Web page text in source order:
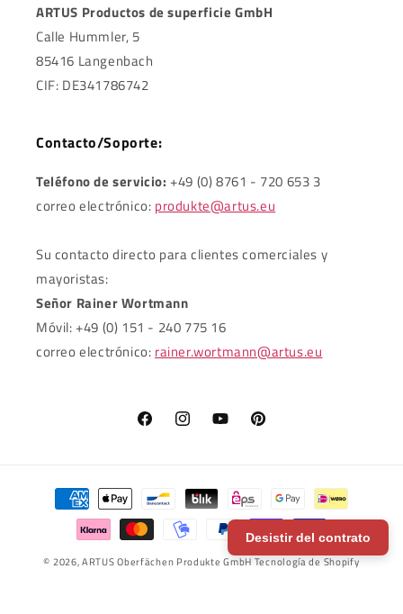
ARTUS Productos de superficie GmbH
Calle Hummler, 5
85416 Langenbach
CIF: DE341786742
Contacto/Soporte:
Teléfono de servicio: +49 (0) 8761 - 720 653 3
correo electrónico: produkte@artus.eu
Su contacto directo para clientes comerciales y
mayoristas:
Señor Rainer Wortmann
Móvil: +49 (0) 151 - 240 775 16
correo electrónico: rainer.wortmann@artus.eu
FacebookInstagramYouTubePinterest
Formas
© 2026,ARTUS Oberfächen Produkte GmbH Tecnología de Shopify
Desistir del contrato